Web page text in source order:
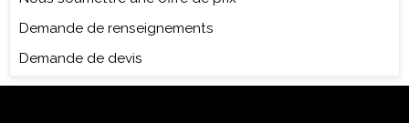
Demande de renseignements
Demande de devis